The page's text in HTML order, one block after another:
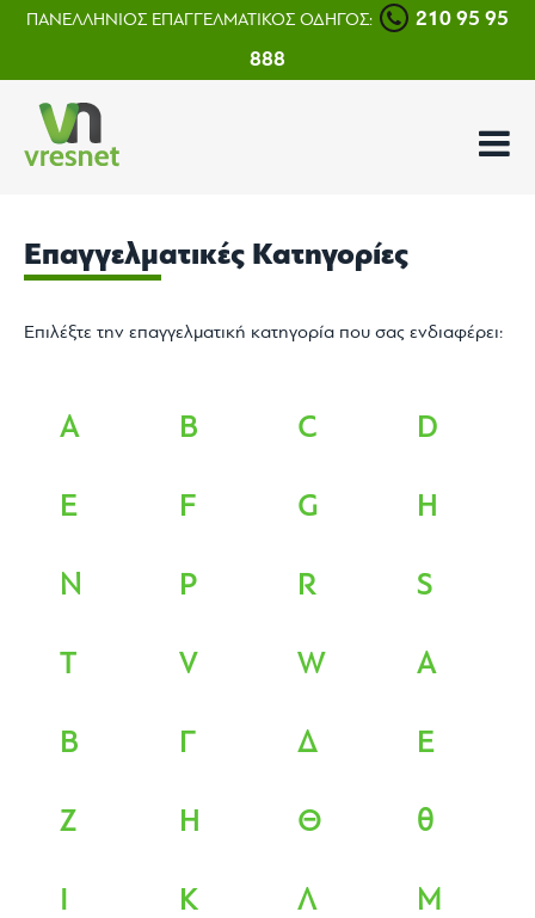
ΠΑΝΕΛΛΗΝΙΟΣ ΕΠΑΓΓΕΛΜΑΤΙΚΟΣ ΟΔΗΓΟΣ:
210 95 95
888
Επαγγελματικές Κατηγορίες
Επιλέξτε την επαγγελματική κατηγορία που σας ενδιαφέρει:
A B C D
E F G H
N P R S
T V W Α
Β Γ Δ Ε
Ζ Η Θ θ
Ι Κ Λ Μ